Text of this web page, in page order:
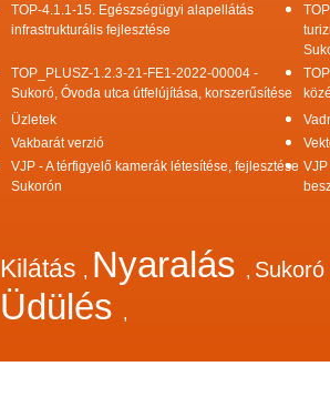
TOP-4.1.1-15. Egészségügyi alapellátás
infrastrukturális fejlesztése
TOP_PLUSZ-1.2.3-21-FE1-2022-00004 -
Sukoró, Óvoda utca útfelújítása, korszerűsítése
Üzletek
Vakbarát verzió
VJP - A térfigyelő kamerák létesítése, fejlesztése
Sukorón
Kilátás , Nyaralás , Sukoró
Üdülés ,